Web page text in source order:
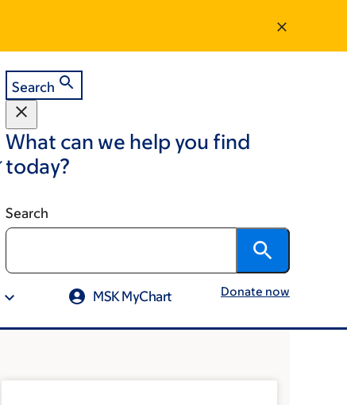
Search
What can we help you find
today?
Search
MSK MyChart Donate now